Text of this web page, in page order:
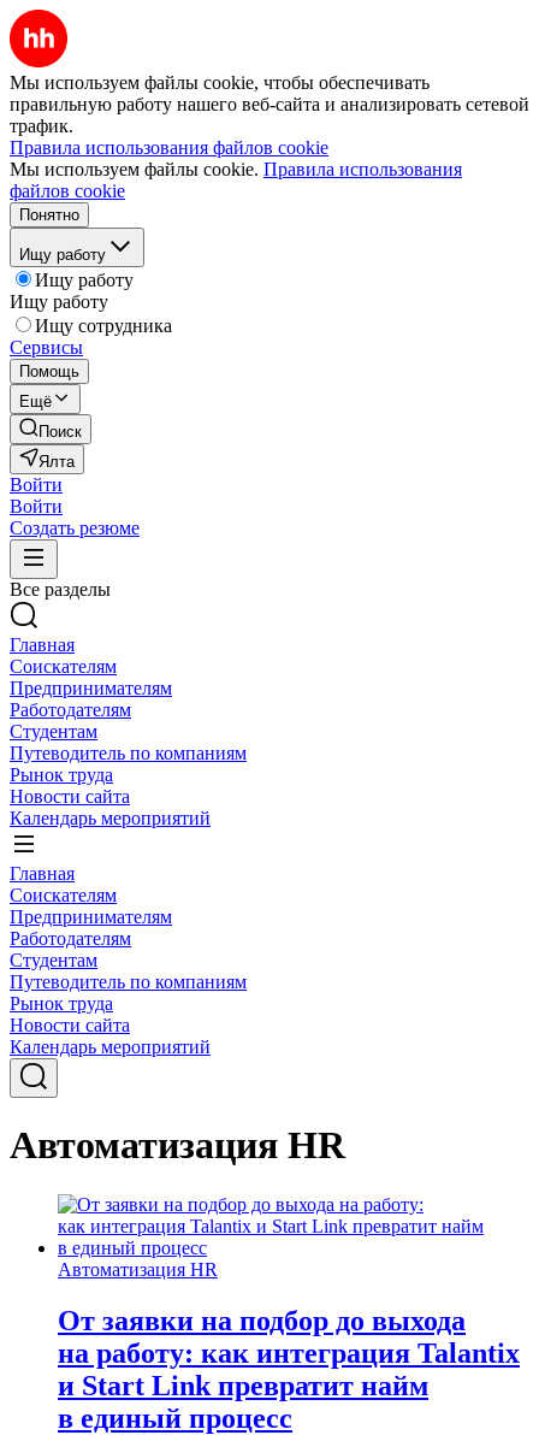
Мы используем файлы cookie, чтобы обеспечивать
правильную работу нашего веб-сайта и анализировать сетевой
трафик.
Правила использования файлов cookie
Мы используем файлы cookie. Правила использования
файлов cookie
Понятно
Ищу работу
Ищу работу
Ищу работу
Ищу сотрудника
Сервисы
Помощь
Ещё
Поиск
Ялта
Войти
Войти
Создать резюме
Все разделы
Главная
Соискателям
Предпринимателям
Работодателям
Студентам
Путеводитель по компаниям
Рынок труда
Новости сайта
Календарь мероприятий
Главная
Соискателям
Предпринимателям
Работодателям
Студентам
Путеводитель по компаниям
Рынок труда
Новости сайта
Календарь мероприятий
Автоматизация HR
Автоматизация HR
От заявки на подбор до выхода
на работу: как интеграция Talantix
и Start Link превратит найм
в единый процесс